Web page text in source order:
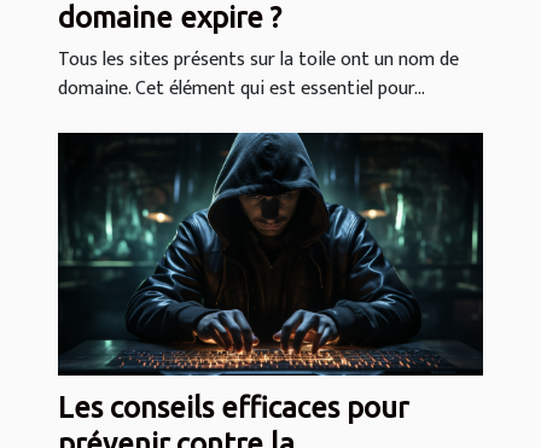
domaine expire ?
Tous les sites présents sur la toile ont un nom de
domaine. Cet élément qui est essentiel pour...
Les conseils efficaces pour